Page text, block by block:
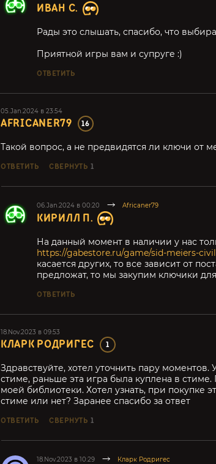
ИВАН С.
Рады это слышать, спасибо, что
Приятной игры вам и супруге :)
ОТВЕТИТЬ
05.Jan.2024 в 23:54
AFRICANER79 16
Такой вопрос, а не предвидятся ли ключи от
ОТВЕТИТЬ СВЕРНУТЬ 1
06.Jan.2024 в 00:20 Africaner79
КИРИЛЛ П.
На данный момент в наличии у нас
https://gabestore.ru/game/sid-meiers-
касается других, то все зависит от
предложат, то мы закупим ключики
ОТВЕТИТЬ
18.Nov.2023 в 09:53
КЛАРК РОДРИГЕС 1
Здравствуйте, хотел уточнить пару моментов.
стиме, раньше эта игра была куплена в
моей библиотеки. Хотел узнать, при покупке
стиме или нет? Заранее спасибо за ответ
ОТВЕТИТЬ СВЕРНУТЬ 1
18.Nov.2023 в 10:29 Кларк Родригес